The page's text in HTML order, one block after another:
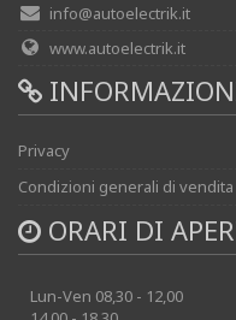
info@autoelectrik.it
www.autoelectrik.it
Privacy
Condizioni generali di vendita
ORARI DI
Lun-Ven 08,30 - 12,00